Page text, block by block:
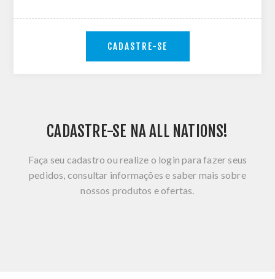
CADASTRE-SE
CADASTRE-SE NA ALL NATIONS!
Faça seu cadastro ou realize o login para fazer seus
pedidos, consultar informações e saber mais sobre
nossos produtos e ofertas.